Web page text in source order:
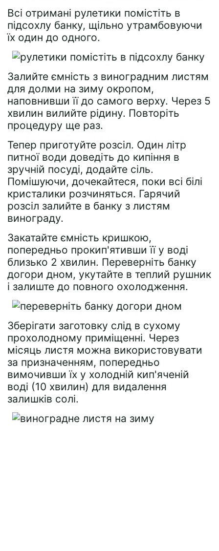
Всі отримані рулетики помістіть в
підсохлу банку, щільно утрамбовуючи
їх один до одного.
Залийте ємність з виноградним листям
для долми на зиму окропом,
наповнивши її до самого верху. Через 5
хвилин вилийте рідину. Повторіть
процедуру ще раз.
Тепер приготуйте розсіл. Один літр
питної води доведіть до кипіння в
зручній посуді, додайте сіль.
Помішуючи, дочекайтеся, поки всі білі
кристалики розчиняться. Гарячий
розсіл залийте в банку з листям
винограду.
Закатайте ємність кришкою,
попередньо прокип'ятивши її у воді
близько 2 хвилин. Переверніть банку
догори дном, укутайте в теплий рушник
і залиште до повного охолодження.
Зберігати заготовку слід в сухому
прохолодному приміщенні. Через
місяць листя можна використовувати
за призначенням, попередньо
вимочивши їх у холодній кип'яченій
воді (10 хвилин) для видалення
залишків солі.